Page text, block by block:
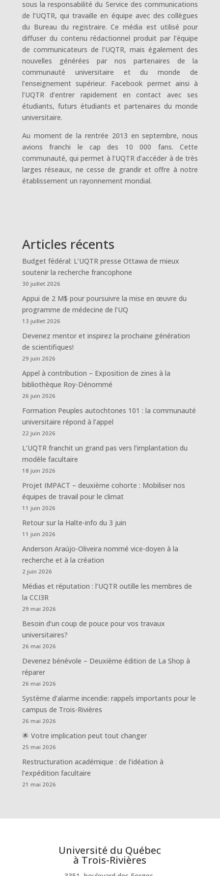
sous la responsabilité du Service des communications
de l’UQTR, qui travaille en équipe avec des collègues
du Bureau du registraire. Ce média est utilisé pour
diffuser du contenu rédactionnel produit par l’équipe
de communicateurs de l’UQTR, mais également des
nouvelles générées par nos partenaires de la
communauté universitaire et du monde de
l’enseignement supérieur. Facebook permet ainsi à
l’UQTR d’entrer rapidement en contact avec ses
étudiants, futurs étudiants et partenaires du monde
universitaire.
Au moment de la rentrée 2013 en septembre, nous
avions franchi le cap des 10 000 fans. Cette
communauté, qui permet à l’UQTR d’accéder à de très
larges réseaux, ne cesse de grandir et offre à notre
établissement un rayonnement mondial.
Articles récents
Budget fédéral: L’UQTR presse Ottawa de mieux
soutenir la recherche francophone
30 juillet 2026
Appui de 2 M$ pour poursuivre la mise en œuvre du
programme de médecine de l’UQ
13 juillet 2026
Devenez mentor et inspirez la prochaine génération
de scientifiques!
29 juin 2026
Appel à contribution – Exposition de zines à la
bibliothèque Roy-Dénommé
26 juin 2026
Formation Peuples autochtones 101 : la communauté
universitaire répond à l’appel
22 juin 2026
L’UQTR franchit un grand pas vers l’implantation du
modèle facultaire
18 juin 2026
Projet IMPACT – deuxième cohorte : Mobiliser nos
équipes de travail pour le climat
11 juin 2026
Retour sur la Halte-info du 3 juin
11 juin 2026
Anderson Araújo-Oliveira nommé vice-doyen à la
recherche et à la création
2 juin 2026
Médias et réputation : l’UQTR outille les membres de
la CCI3R
29 mai 2026
Besoin d’un coup de pouce pour vos travaux
universitaires?
26 mai 2026
Devenez bénévole – Deuxième édition de La Shop à
réparer
26 mai 2026
Système d’alarme incendie: rappels importants pour le
campus de Trois-Rivières
26 mai 2026
🌟 Votre implication peut tout changer
25 mai 2026
Restructuration académique : de l’idéation à
l’expédition facultaire
21 mai 2026
Université du Québec
à Trois-Rivières